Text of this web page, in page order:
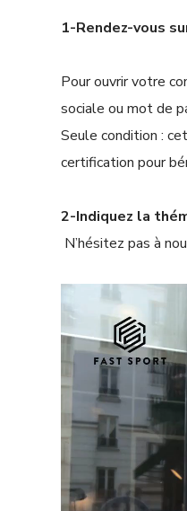
1-Rendez-vous
Pour ouvrir votre
sociale ou mot de
Seule condition :
certification pour
2-Indiquez la
N’hésitez pas à
vidéo